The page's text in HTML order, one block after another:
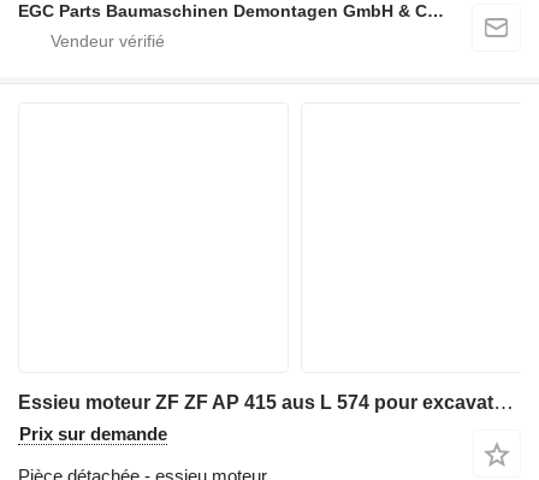
EGC Parts Baumaschinen Demontagen GmbH & Co. KG
Essieu moteur ZF ZF AP 415 aus L 574 pour excavateur Liebherr ZF AP 415 aus L 574
Prix sur demande
Pièce détachée - essieu moteur